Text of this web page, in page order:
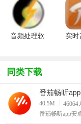
音音频处理
软件V8.1.2
官方版
汉化
音频处理软
实时
同类下载
番茄畅听
40.5M 46064
番茄畅听app安